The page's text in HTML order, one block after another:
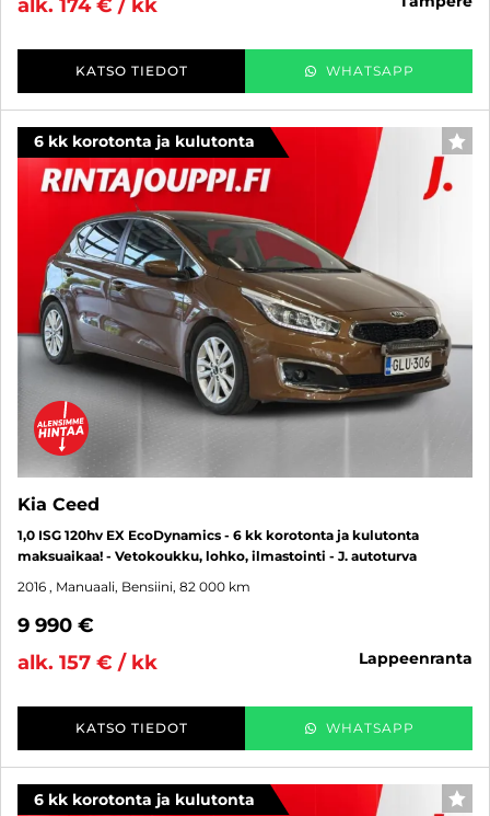
alk. 174 € / kk
KATSO TIEDOT WHATSAPP
6 kk korotonta ja kulutonta
Kia Ceed
1,0 ISG 120hv EX EcoDynamics - 6 kk korotonta ja kulutonta
maksuaikaa! - Vetokoukku, lohko, ilmastointi - J. autoturva
2016 , Manuaali, Bensiini, 82 000 km
9 990 €
alk. 157 € / kk
lappeenranta
KATSO TIEDOT WHATSAPP
6 kk korotonta ja kulutonta